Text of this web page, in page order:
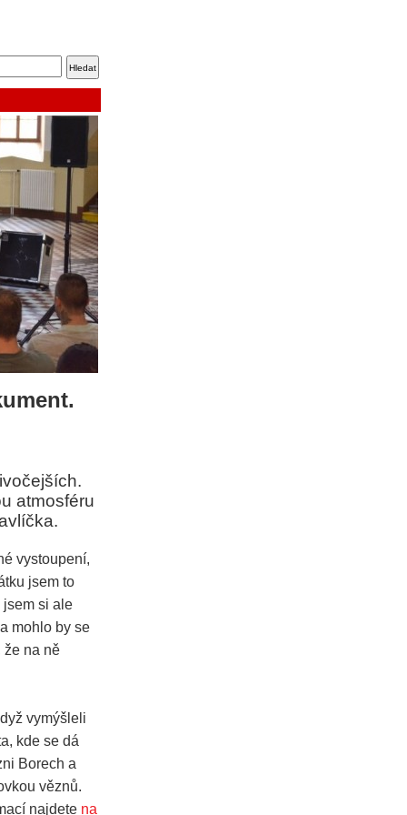
atmosféru
vystoupení,
jsem to
jsem si ale
mohlo by se
že na ně
vymýšleli
kde se dá
Borech a
věznů.
najdete na